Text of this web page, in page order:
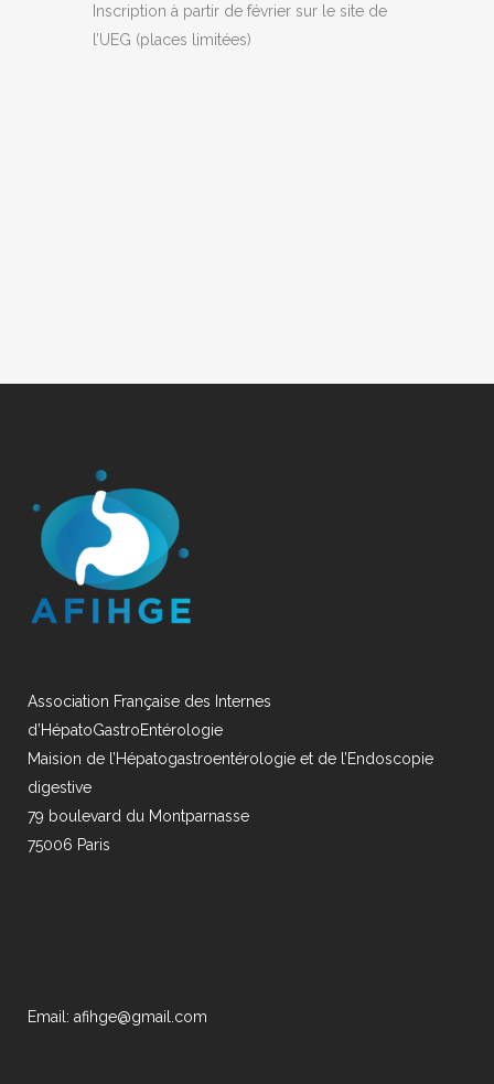
Inscription à partir de février sur le site de
l’UEG (places limitées)
Association Française des Internes
d’HépatoGastroEntérologie
Maision de l’Hépatogastroentérologie et de l’Endoscopie
digestive
79 boulevard du Montparnasse
75006 Paris
Email: afihge@gmail.com